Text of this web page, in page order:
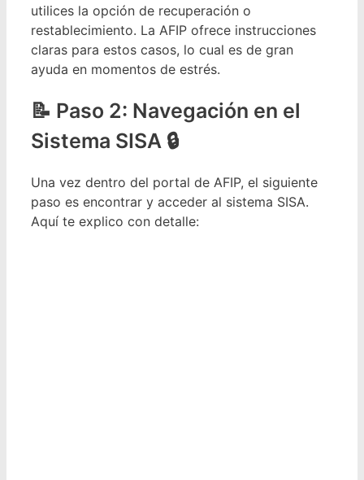
utilices la opción de recuperación o
restablecimiento. La AFIP ofrece instrucciones
claras para estos casos, lo cual es de gran
ayuda en momentos de estrés.
Paso 2: Navegación en el
Sistema SISA 🔒
Una vez dentro del portal de AFIP, el siguiente
paso es encontrar y acceder al sistema SISA.
Aquí te explico con detalle: